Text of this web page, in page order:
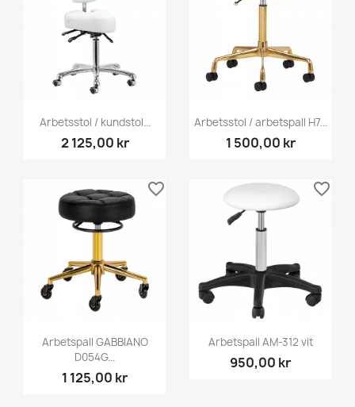
Arbetsstol / kundstol...
2 125,00 kr
Arbetsstol / arbetspall H7...
1 500,00 kr
Arbetspall GABBIANO
D054G...
1 125,00 kr
favorite_border
Arbetspall AM-312 vit
950,00 kr
favorite_border